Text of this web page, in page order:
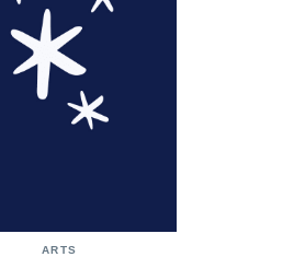
ARTS